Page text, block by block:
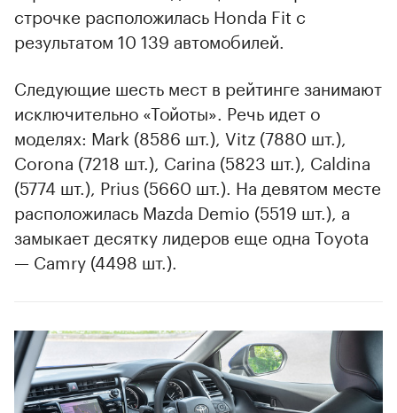
строчке расположилась Honda Fit с
результатом 10 139 автомобилей.
00:00 / 00:00
Следующие шесть мест в рейтинге занимают
исключительно «Тойоты». Речь идет о
моделях: Mark (8586 шт.), Vitz (7880 шт.),
Corona (7218 шт.), Carina (5823 шт.), Caldina
(5774 шт.), Prius (5660 шт.). На девятом месте
расположилась Mazda Demio (5519 шт.), а
замыкает десятку лидеров еще одна Toyota
— Camry (4498 шт.).